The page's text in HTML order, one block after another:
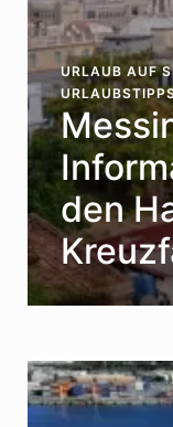
URLAUB AUF
den